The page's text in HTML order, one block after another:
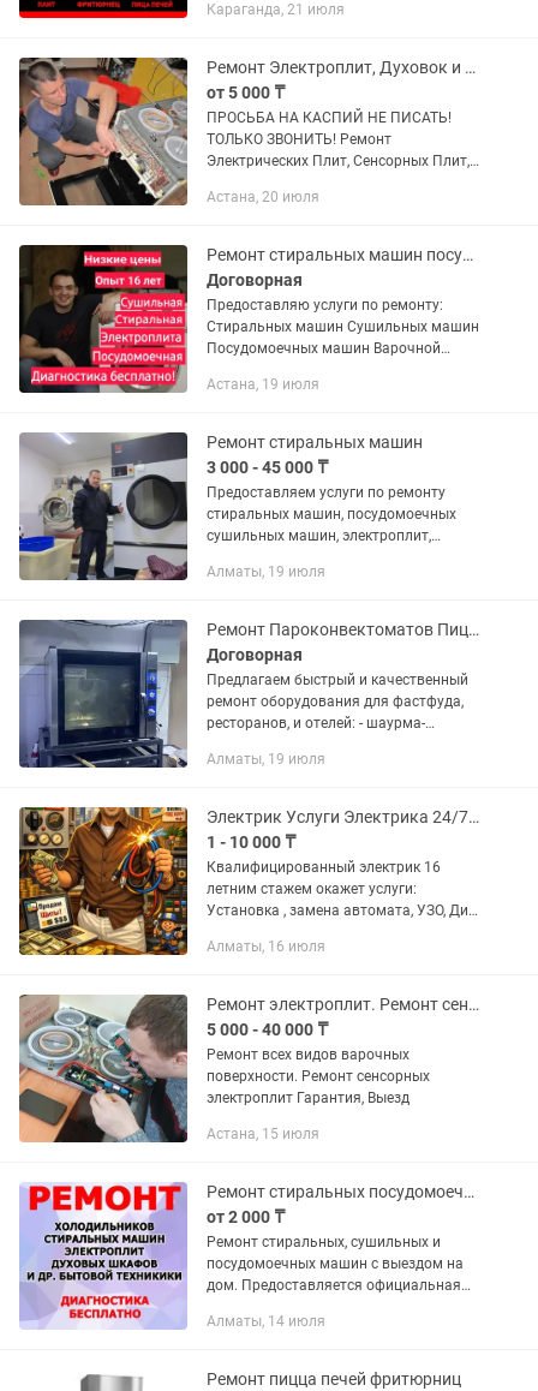
шкафов,мармитов,варочных
техники. Запчасти в...
Караганда, 21 июля
Ремонт Электроплит, Духовок и Варочных Поверхностей
от 5 000 ₸
ПРОСЬБА НА КАСПИЙ НЕ ПИСАТЬ!
ТОЛЬКО ЗВОНИТЬ! Ремонт
Электрических Плит, Сенсорных Плит,
Панелей в Астане и Области, а Также
Духовых...
Астана, 20 июля
Ремонт стиральных машин посудомоечных машин сушильных машин электроплит
Договорная
Предоставляю услуги по ремонту:
Стиральных машин Сушильных машин
Посудомоечных машин Варочной
Микроволновки Пицца печь Духовки
Электроплит, духовых...
Астана, 19 июля
Ремонт стиральных машин
3 000 - 45 000 ₸
Предоставляем услуги по ремонту
стиральных машин, посудомоечных
сушильных машин, электроплит,
газовых котлов с выездом мастера на
Алматы, 19 июля
Ремонт Пароконвектоматов Пицца печей Духовок Электроплит Мармитов Печи
Договорная
Предлагаем быстрый и качественный
ремонт оборудования для фастфуда,
ресторанов, и отелей: - шаурма-
грили, жарочные поверхности -
Алматы, 19 июля
Электрик Услуги Электрика 24/7 Электрик Алматы срочный выезд на дом
1 - 10 000 ₸
Квалифицированный электрик 16
летним стажем окажет услуги:
Установка , замена автомата, УЗО, Диф
Ремонт/Установка розеток,
Алматы, 16 июля
Ремонт электроплит. Ремонт сенсорных электроплит. Всех видов и марок
5 000 - 40 000 ₸
Ремонт всех видов варочных
поверхности. Ремонт сенсорных
электроплит Гарантия, Выезд
Астана, 15 июля
Ремонт стиральных посудомоечных машин
от 2 000 ₸
Ремонт стиральных, сушильных и
посудомоечных машин с выездом на
дом. Предоставляется официальная
работ и установленные запчасти.
Производим...
Алматы, 14 июля
Ремонт пицца печей фритюрниц